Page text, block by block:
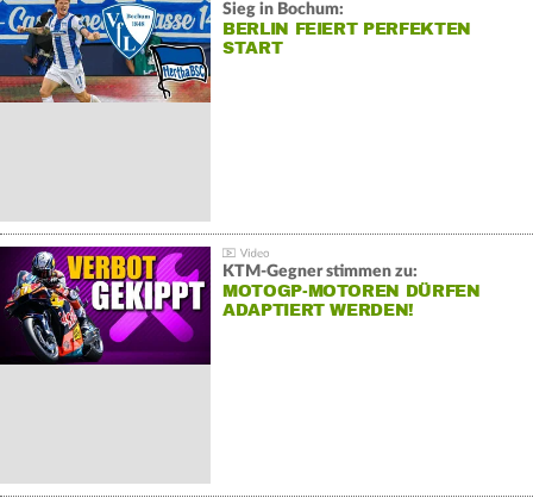
Sieg in Bochum:
BERLIN FEIERT PERFEKTEN
START
KTM-Gegner stimmen zu:
MOTOGP-MOTOREN DÜRFEN
ADAPTIERT WERDEN!